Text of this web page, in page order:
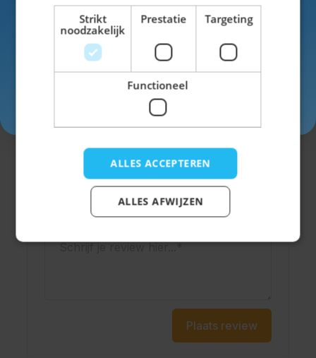
Schrijf een review
Onderwerp
Plaats review
Strikt
noodzakelijk
Prestatie Targeting
Functioneel
ALLES ACCEPTEREN
ALLES AFWIJZEN
Voor- en achternaam
Inschrijven